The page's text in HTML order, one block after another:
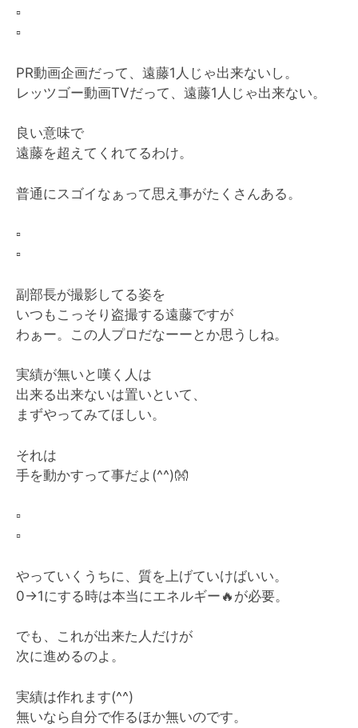
▫️
▫️
PR動画企画だって、遠藤1人じゃ出来ないし。
レッツゴー動画TVだって、遠藤1人じゃ出来ない。
良い意味で
遠藤を超えてくれてるわけ。
普通にスゴイなぁって思え事がたくさんある。
▫️
▫️
副部長が撮影してる姿を
いつもこっそり盗撮する遠藤ですが
わぁー。この人プロだなーーとか思うしね。
実績が無いと嘆く人は
出来る出来ないは置いといて、
まずやってみてほしい。
それは
手を動かすって事だよ(^^)👐
▫️
▫️
やっていくうちに、質を上げていけばいい。
0→1にする時は本当にエネルギー 🔥 が必要。
でも、これが出来た人だけが
次に進めるのよ。
実績は作れます(^^)
無いなら自分で作るほか無いのです。